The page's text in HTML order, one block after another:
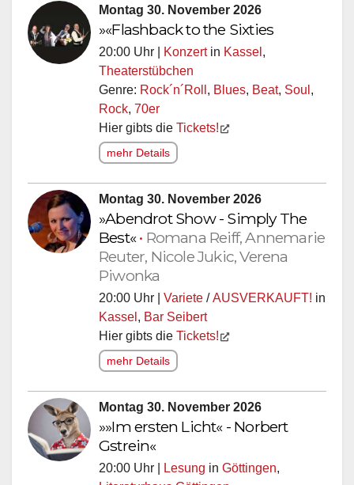
Montag 30. November 2026
»«Flashback to the Sixties
20:00 Uhr | Konzertin Kassel ,
Theaterstübchen
Genre: Rock´n´Roll , Blues, Beat, Soul ,
Rock, 70er
Hier gibts die Tickets!
mehr Details
Montag 30. November 2026
»Abendrot Show - Simply The
Best«• Romana Reiff, Annemarie
Reuter, Nicole Jukic, Verena
Piwonka
20:00 Uhr | Variete /AUSVERKAUFT! in
Kassel , Bar Seibert
Hier gibts die Tickets!
mehr Details
Montag 30. November 2026
»»Im ersten Licht« - Norbert
Gstrein«
20:00 Uhr | Lesung in Göttingen,